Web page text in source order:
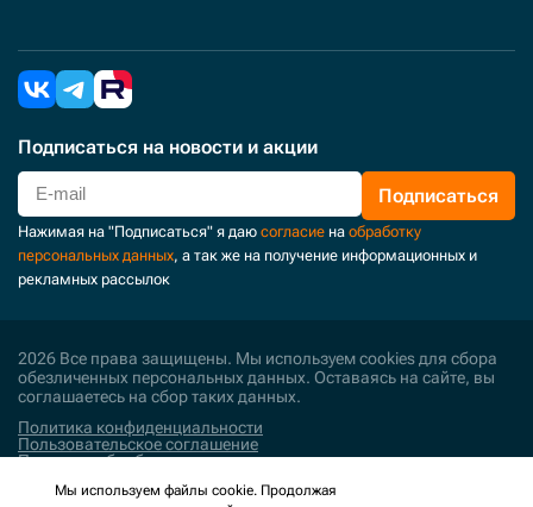
Подписаться на новости и акции
Подписаться
Нажимая на "Подписаться" я даю согласие на обработку
персональных данных, а так же на получение информационных и
рекламных рассылок
2026 Все права защищены. Мы используем cookies для сбора
обезличенных персональных данных. Оставаясь на сайте, вы
соглашаетесь на сбор таких данных.
Политика конфиденциальности
Пользовательское соглашение
Политика обработки персональных данных
Мы используем файлы cookie. Продолжая